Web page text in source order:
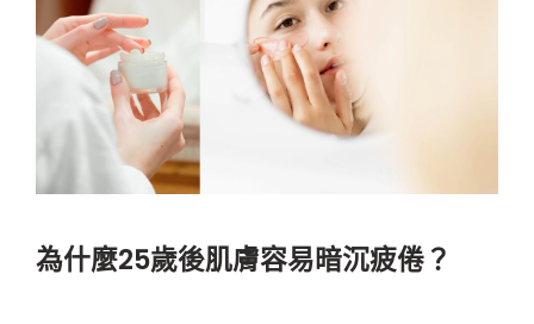
為什麼25歲後肌膚容易暗沉疲倦？